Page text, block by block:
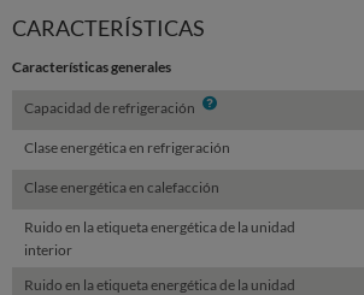
CARACTERÍSTICAS
Características generales
Capacidad de refrigeración Info
Clase energética en refrigeración
Clase energética en calefacción
Ruido en la etiqueta energética de la unidad
interior
Ruido en la etiqueta energética de la unidad